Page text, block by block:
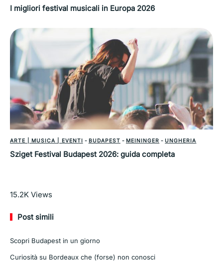
I migliori festival musicali in Europa 2026
ARTE | MUSICA | EVENTI - BUDAPEST - MEININGER - UNGHERIA
Sziget Festival Budapest 2026: guida completa
Leggi di più
15.2K Views
Post simili
Scopri Budapest in un giorno
Curiosità su Bordeaux che (forse) non conosci